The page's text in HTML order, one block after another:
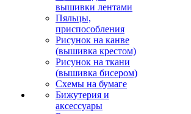
вышивки лентами
Пяльцы,
приспособления
Рисунок на канве
(вышивка крестом)
Рисунок на ткани
(вышивка бисером)
Схемы на бумаге
Бижутерия и
аксессуары